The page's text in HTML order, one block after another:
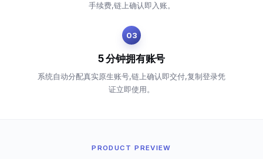
手续费,链上确认即入账。
03
5 分钟拥有账号
系统自动分配真实原生账号,链上确认即交付,复制登录凭
证立即使用。
PRODUCT PREVIEW